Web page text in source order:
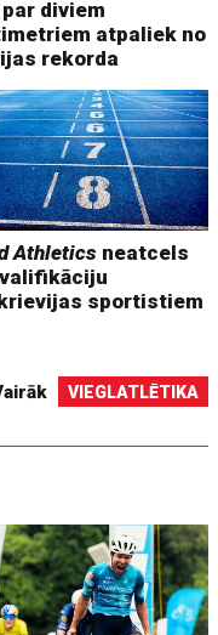
diviem
atpaliek no
rekorda
Athletics neatcels
sportistiem
VIEGLATLĒTIKA